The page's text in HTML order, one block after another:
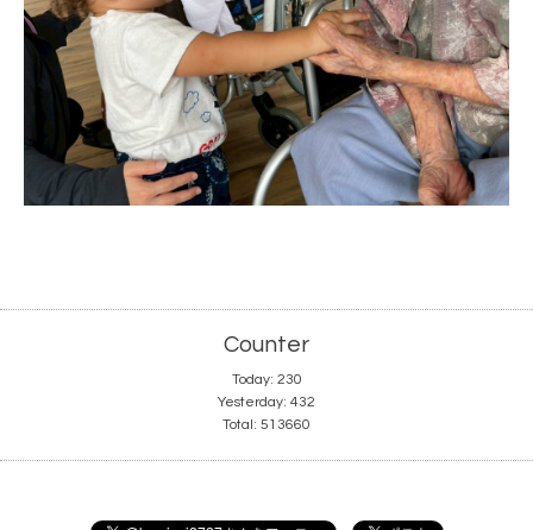
Counter
Today: 230
Yesterday: 432
Total: 513660